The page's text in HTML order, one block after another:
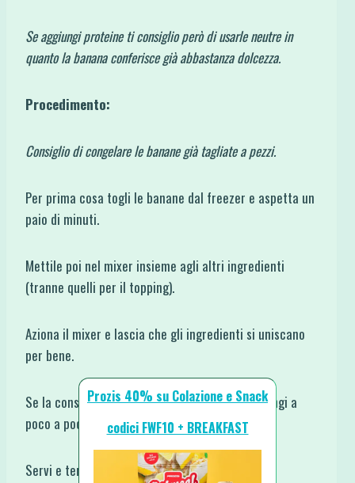
Se aggiungi proteine ti consiglio però di usarle neutre in
quanto la banana conferisce già abbastanza dolcezza.
Procedimento:
Consiglio di congelare le banane già tagliate a pezzi.
Per prima cosa togli le banane dal freezer e aspetta un
paio di minuti.
Mettile poi nel mixer insieme agli altri ingredienti
(tranne quelli per il topping).
Aziona il mixer e lascia che gli ingredienti si uniscano
per bene.
Se la consistenza la gradisci più morbida aggiungi a
poco a poco altro latte o acqua.
Servi e termina con il topping goloso.
Prozis 40% su Colazione e Snack
codici FWF10 + BREAKFAST